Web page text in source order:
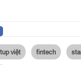
việt fintech